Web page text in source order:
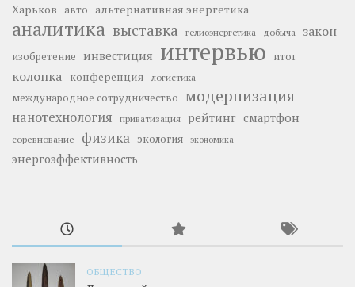
Харьков авто альтернативная энергетика
аналитика выставка гелиоэнергетика добыча закон
изобретение инвестиция интервью итог
колонка конференция логистика
международное сотрудничество модернизация
нанотехнология приватизация рейтинг смартфон
соревнование физика экология экономика
энергоэффективность
ОБЩЕСТВО